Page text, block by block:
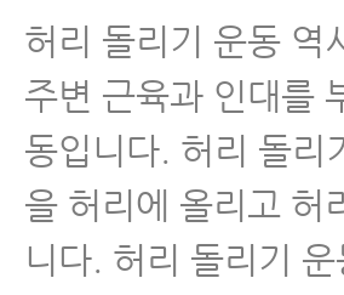
- 허리디스크 급성
없는 이유와 운동
- 허리디스크 치료
지
- 허리에 좋은 음식
식 찾으신다구요?
허리 돌리기 운동 역
주변 근육과 인대를
동입니다. 허리 돌리
을 허리에 올리고 허
니다. 허리 돌리기